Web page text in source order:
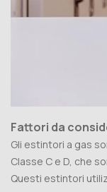
Fattori da
Gli estintori a gas
Classe C e D, che
Questi estintori